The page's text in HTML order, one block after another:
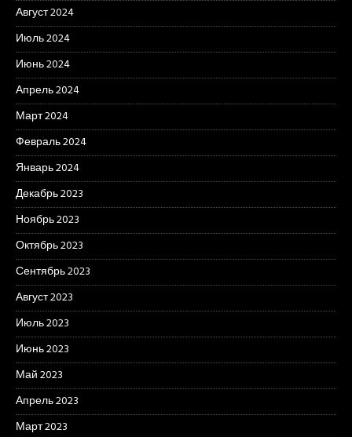
Август 2024
Июль 2024
Июнь 2024
Апрель 2024
Март 2024
Февраль 2024
Январь 2024
Декабрь 2023
Ноябрь 2023
Октябрь 2023
Сентябрь 2023
Август 2023
Июль 2023
Июнь 2023
Май 2023
Апрель 2023
Март 2023